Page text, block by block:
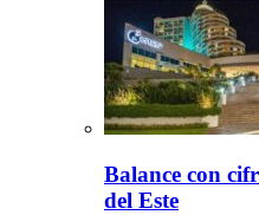
Balance con
del Este